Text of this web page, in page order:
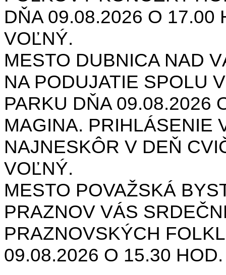
DŇA 09.08.2026 O 17.00
VOĽNÝ.
MESTO DUBNICA NAD
NA PODUJATIE SPOLU
PARKU DŇA 09.08.2026
MAGINA. PRIHLÁSENIE
NAJNESKÔR V DEŇ
VOĽNÝ.
MESTO POVAŽSKÁ
PRAZNOV VÁS
PRAZNOVSKÝCH
09.08.2026 O 15.30